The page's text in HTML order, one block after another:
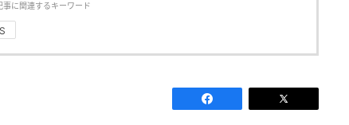
事に関連するキーワード